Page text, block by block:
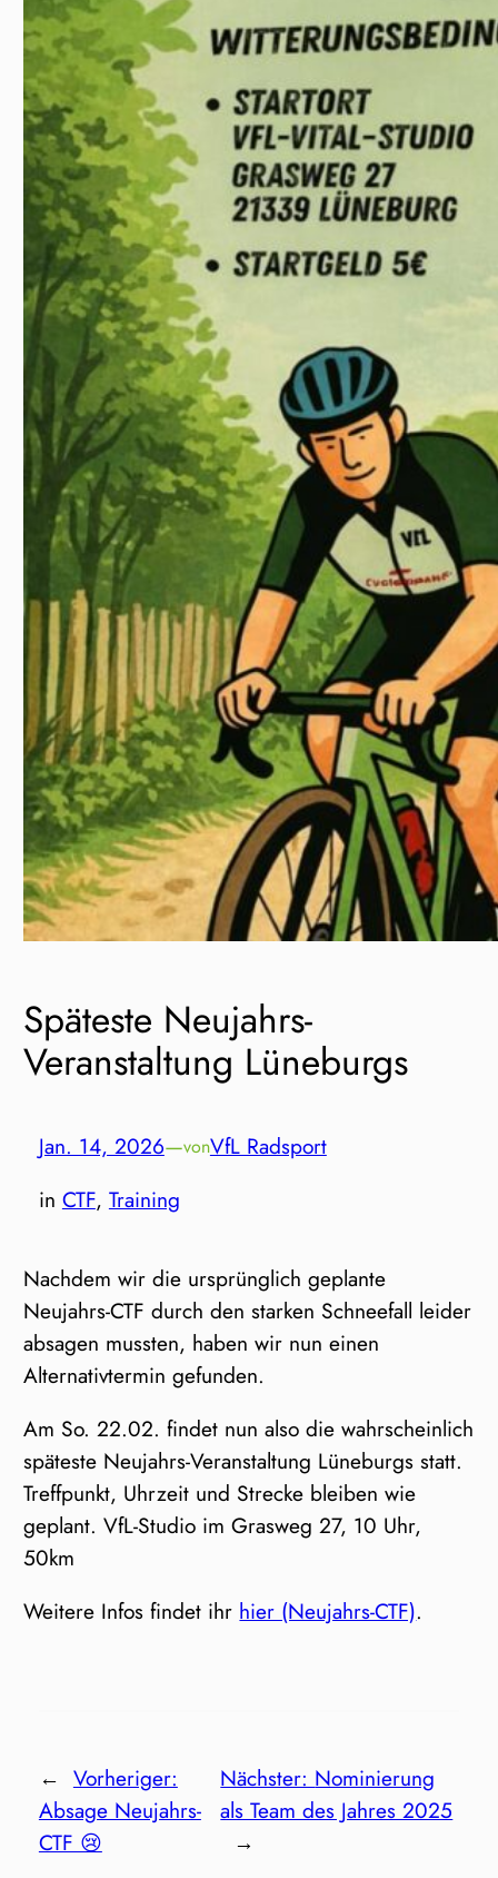
Späteste Neujahrs-
Veranstaltung Lüneburgs
Jan. 14, 2026—vonVfL Radsport
in CTF, Training
Nachdem wir die ursprünglich geplante
Neujahrs-CTF durch den starken Schneefall leider
absagen mussten, haben wir nun einen
Alternativtermin gefunden.
Am So. 22.02. findet nun also die wahrscheinlich
späteste Neujahrs-Veranstaltung Lüneburgs statt.
Treffpunkt, Uhrzeit und Strecke bleiben wie
geplant. VfL-Studio im Grasweg 27, 10 Uhr,
50km
Weitere Infos findet ihr hier (Neujahrs-CTF).
← Vorheriger:
Absage Neujahrs-
CTF 😢
Nächster: Nominierung
als Team des Jahres 2025
→